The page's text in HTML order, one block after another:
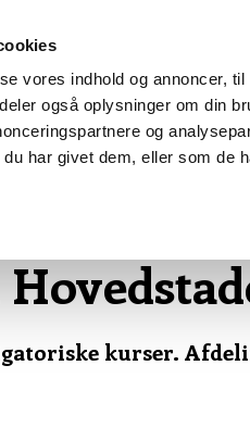
vores indhold og annoncer,
også oplysninger om din
og
har givet dem, eller som de
BLANKETTER
kurser.